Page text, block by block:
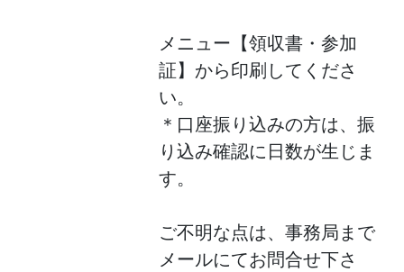
メニュー【領収書・参加
証】から印刷してくださ
い。
＊口座振り込みの方は、振
り込み確認に日数が生じま
す。
ご不明な点は、事務局まで
メールにてお問合せ下さ